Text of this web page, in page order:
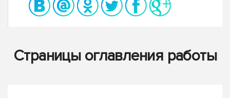
Страницы оглавления работы